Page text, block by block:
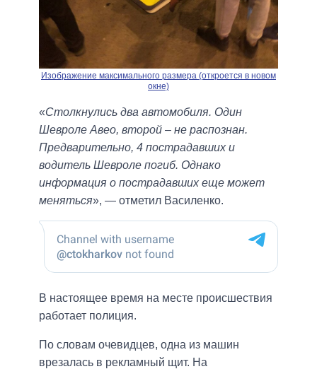
Изображение максимального размера (откроется в новом
окне)
«Столкнулись два автомобиля. Один
Шевроле Авео, второй – не распознан.
Предварительно, 4 пострадавших и
водитель Шевроле погиб. Однако
информация о пострадавших еще может
меняться», — отметил Василенко.
В настоящее время на месте происшествия
работает полиция.
По словам очевидцев, одна из машин
врезалась в рекламный щит. На